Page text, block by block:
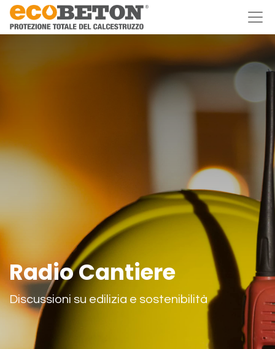
Radio Cantiere
Discussioni su edilizia e sostenibilità